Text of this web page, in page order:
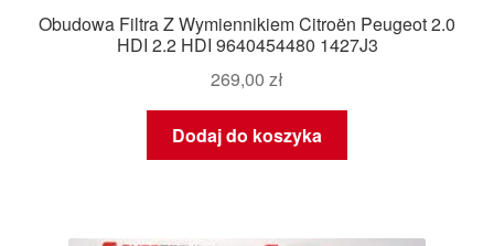
Obudowa Filtra Z Wymiennikiem Citroën Peugeot 2.0
HDI 2.2 HDI 9640454480 1427J3
269,00 zł
Dodaj do koszyka